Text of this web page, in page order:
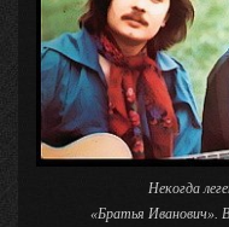
Некогда
«Братья Иванович».